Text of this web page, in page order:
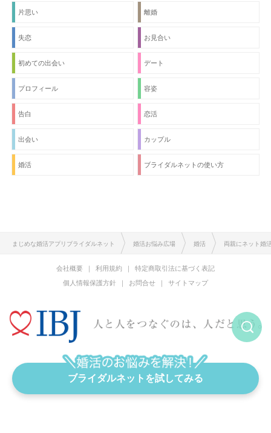
ブライダルネットを試してみる
片思い 離婚
失恋 お見合い
初めての出会い デート
プロフィール 容姿
告白 恋活
出会い カップル
婚活 ブライダルネットの使い方
まじめな婚活アプリブライダルネット 婚活お悩み広場 婚活 両親にネット婚
会社概要 利用規約
特定商取引法に基づく表記
個人情報保護方針
お問合せ サイトマップ
恋愛と結婚をまじめに考える婚活アプリ
Copyright © IBJ Inc. All rights reserved.